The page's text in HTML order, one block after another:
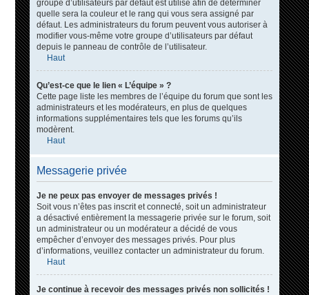
groupe d’utilisateurs par défaut est utilisé afin de déterminer
quelle sera la couleur et le rang qui vous sera assigné par
défaut. Les administrateurs du forum peuvent vous autoriser à
modifier vous-même votre groupe d’utilisateurs par défaut
depuis le panneau de contrôle de l’utilisateur.
Haut
Qu’est-ce que le lien « L’équipe » ?
Cette page liste les membres de l’équipe du forum que sont les
administrateurs et les modérateurs, en plus de quelques
informations supplémentaires tels que les forums qu’ils
modèrent.
Haut
Messagerie privée
Je ne peux pas envoyer de messages privés !
Soit vous n’êtes pas inscrit et connecté, soit un administrateur
a désactivé entièrement la messagerie privée sur le forum, soit
un administrateur ou un modérateur a décidé de vous
empêcher d’envoyer des messages privés. Pour plus
d’informations, veuillez contacter un administrateur du forum.
Haut
Je continue à recevoir des messages privés non sollicités !